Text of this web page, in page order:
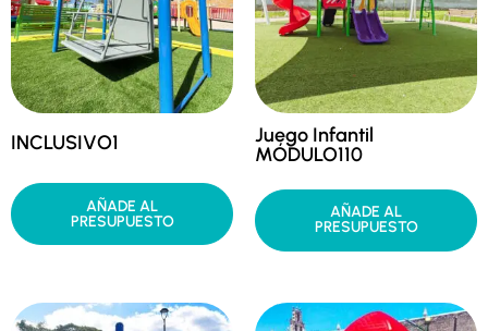
INCLUSIVO1
AÑADE AL
PRESUPUESTO
Juego Infantil
MÓDULO110
AÑADE AL
PRESUPUESTO